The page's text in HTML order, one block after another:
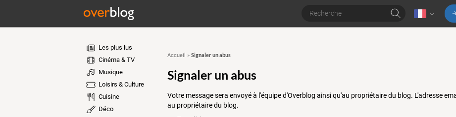
Les plus lus
Cinéma & TV
Musique
Loisirs & Culture
Cuisine
Déco
Accueil » Signaler un abus
Signaler un abus
Votre message sera envoyé à l'équipe d'Overblog ainsi qu'au propriétaire du blog. L'adresse
au propriétaire du blog.